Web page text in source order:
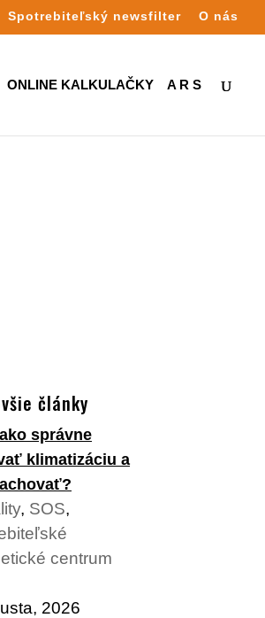
Spotrebiteľský newsfilter O nás
ONLINE KALKULAČKY A R S
články
správne
klimatizáciu a
, SOS,
centrum
2026